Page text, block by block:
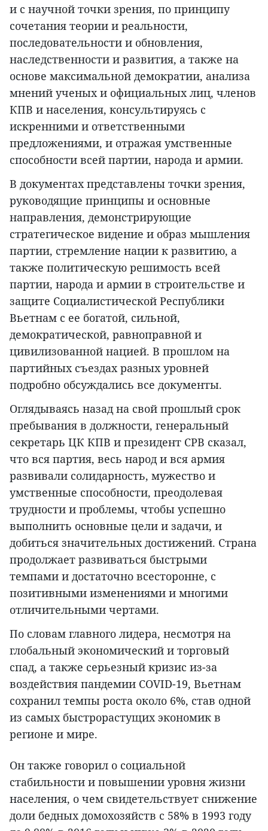
и с научной точки зрения, по принципу
сочетания теории и реальности,
последовательности и обновления,
наследственности и развития, а также на
основе максимальной демократии, анализа
мнений ученых и официальных лиц, членов
КПВ и населения, консультируясь с
искренними и ответственными
предложениями, и отражая умственные
способности всей партии, народа и армии.
В документах представлены точки зрения,
руководящие принципы и основные
направления, демонстрирующие
стратегическое видение и образ мышления
партии, стремление нации к развитию, а
также политическую решимость всей
партии, народа и армии в строительстве и
защите Социалистической Республики
Вьетнам с ее богатой, сильной,
демократической, равноправной и
цивилизованной нацией. В прошлом на
партийных съездах разных уровней
подробно обсуждались все документы.
Оглядываясь назад на свой прошлый срок
пребывания в должности, генеральный
секретарь ЦК КПВ и президент СРВ сказал,
что вся партия, весь народ и вся армия
развивали солидарность, мужество и
умственные способности, преодолевая
трудности и проблемы, чтобы успешно
выполнить основные цели и задачи, и
добиться значительных достижений. Страна
продолжает развиваться быстрыми
темпами и достаточно всесторонне, с
позитивными изменениями и многими
отличительными чертами.
По словам главного лидера, несмотря на
глобальный экономический и торговый
спад, а также серьезный кризис из-за
воздействия пандемии COVID-19, Вьетнам
сохранил темпы роста около 6%, став одной
из самых быстрорастущих экономик в
регионе и мире.
Он также говорил о социальной
стабильности и повышении уровня жизни
населения, о чем свидетельствует снижение
доли бедных домохозяйств с 58% в 1993 году